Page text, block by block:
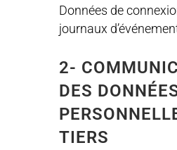
Données de
journaux
2-
DES
TIERS